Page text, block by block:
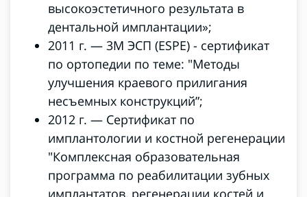
высокоэстетичного результата в
дентальной имплантации»;
2011 г. — 3М ЭСП (ESPE) - сертификат
по ортопедии по теме: "Методы
улучшения краевого прилигания
несъемных конструкций”;
2012 г. — Сертификат по
имплантологии и костной регенерации
"Комплексная образовательная
программа по реабилитации зубных
имплантатов, регенерации костей и